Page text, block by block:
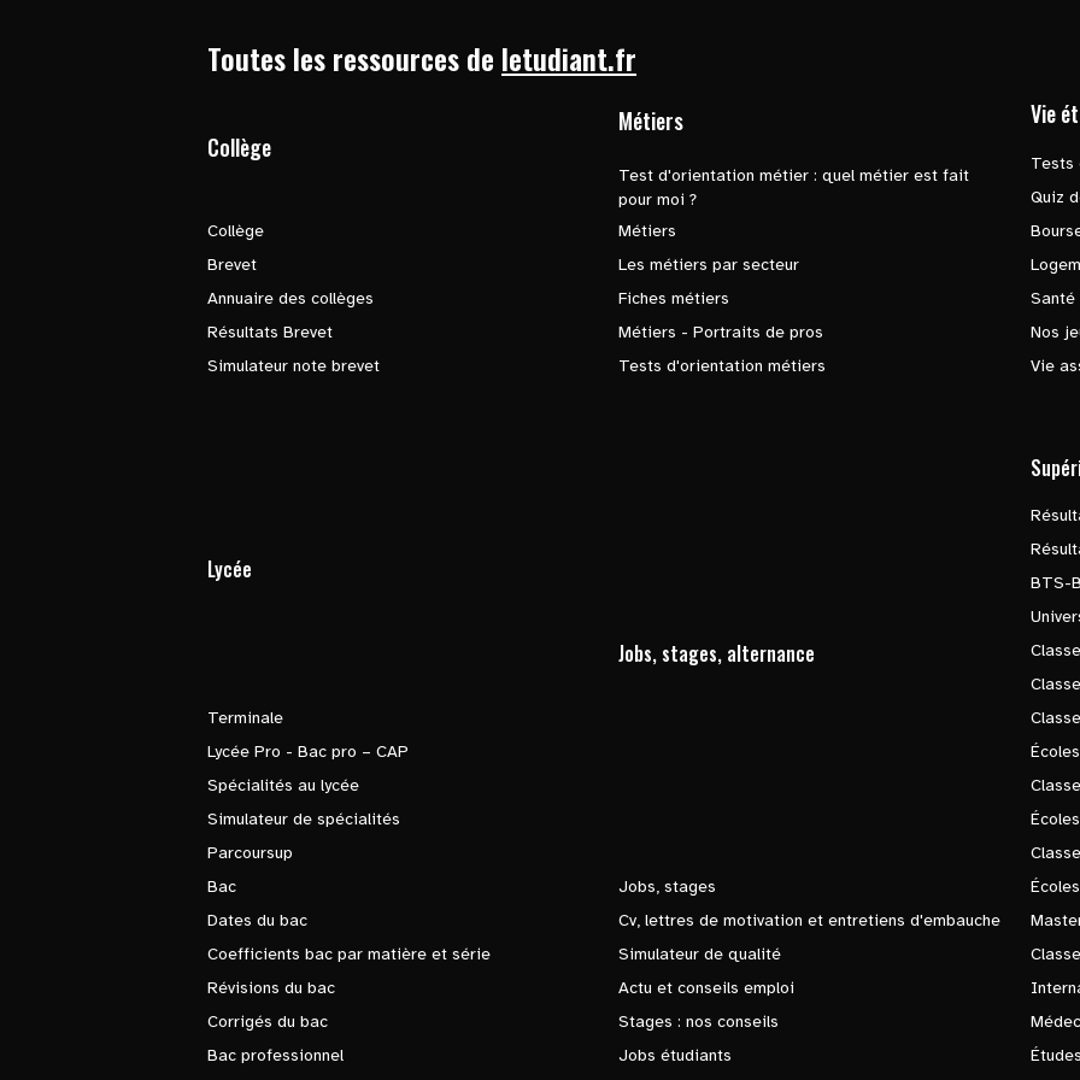
Toutes les ressources de letudiant.fr
Collège
Collège
Brevet
Annuaire des collèges
Résultats Brevet
Simulateur note brevet
Métiers
Test d'orientation métier : quel métier est fait
pour moi ?
Métiers
Les métiers par secteur
Fiches métiers
Métiers - Portraits de pros
Tests d'orientation métiers
Vie
Tests
Quiz
Santé
Nos
Vie
Lycée
Terminale
Lycée Pro - Bac pro – CAP
Spécialités au lycée
Simulateur de spécialités
Parcoursup
Bac
Dates du bac
Coefficients bac par matière et série
Révisions du bac
Corrigés du bac
Bac professionnel
Jobs, stages, alternance
Jobs, stages
Cv, lettres de motivation et entretiens d'embauche
Simulateur de qualité
Actu et conseils emploi
Stages : nos conseils
Jobs étudiants
BTS-